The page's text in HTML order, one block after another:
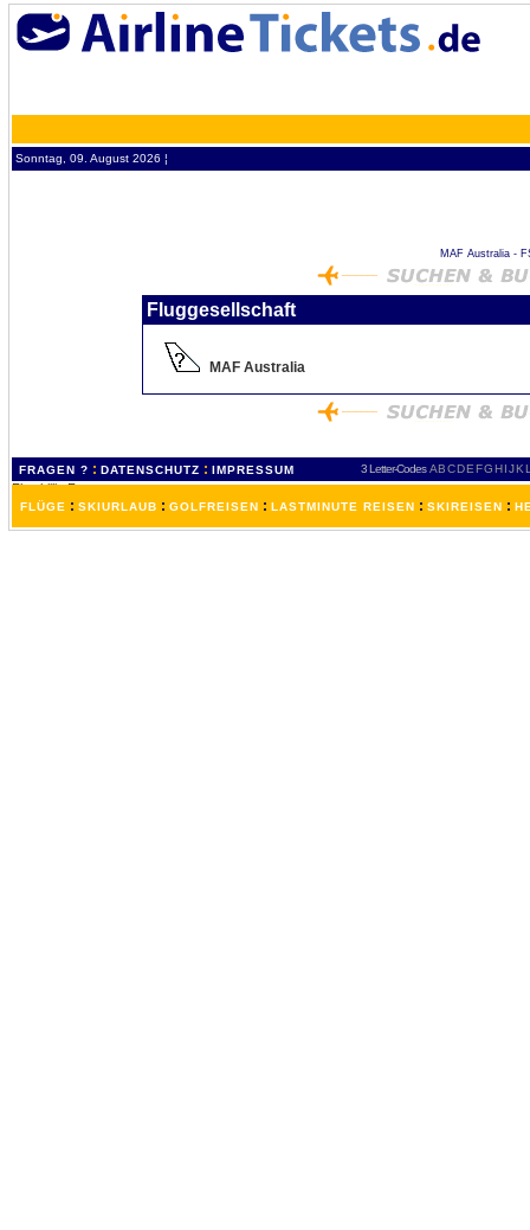
Sonntag, 09. August 2026 ¦
MAF Australia -
Fluggesellschaft
MAF Australia
FRAGEN ? : DATENSCHUTZ : IMPRESSUM 3 Letter-Codes ABCDEFGH IJKL
FLÜGE : SKIURLAUB : GOLFREISEN : LASTMINUTE REISEN : SKIREISEN :